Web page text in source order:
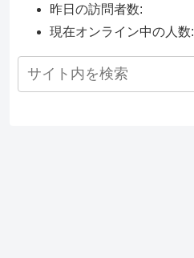
昨日の訪問者数:
現在オンライン中の人数: